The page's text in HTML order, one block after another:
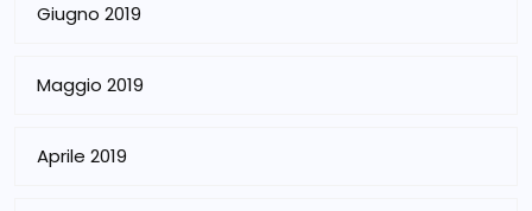
Giugno 2019
Maggio 2019
Aprile 2019